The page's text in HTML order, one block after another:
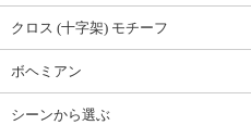
クロス (十字架) モチーフ
ボヘミアン
シーンから選ぶ